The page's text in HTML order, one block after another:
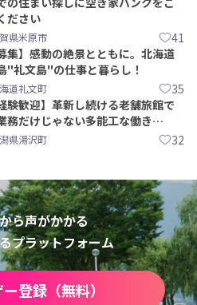
ださい
県米原市 41
集】感動の絶景とともに。北海道
"礼文島"の仕事と暮らし！
道礼文町 35
験歓迎】革新し続ける老舗旅館で
務だけじゃない多能工な働き
式会社いせん
県湯沢町 32
ら声がかかる
プラットフォーム
登録（無料）